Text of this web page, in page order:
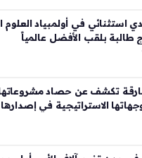
استثنائي في أولمبياد العلوم
طالبة بلقب الأفضل عالمياً
تكشف عن حصاد
الاستراتيجية في